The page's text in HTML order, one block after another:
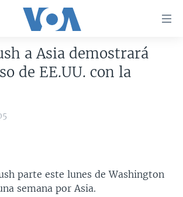
2024
LATINA
a Asia demostrará
de EE.UU. con la
parte este lunes de Washington
semana por Asia.